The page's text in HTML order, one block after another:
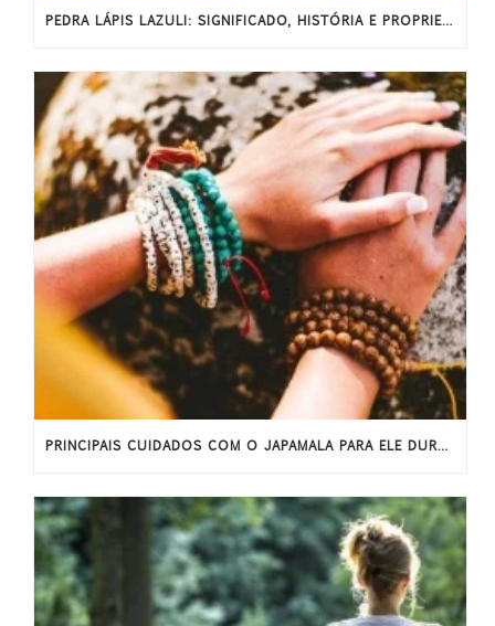
PEDRA LÁPIS LAZULI: SIGNIFICADO, HISTÓRIA E PROPRIEDADES ENERGÉTICAS
PRINCIPAIS CUIDADOS COM O JAPAMALA PARA ELE DURAR MAIS